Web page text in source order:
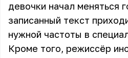
девочки начал меняться
записанный текст
нужной частоты в
Кроме того, режиссёр